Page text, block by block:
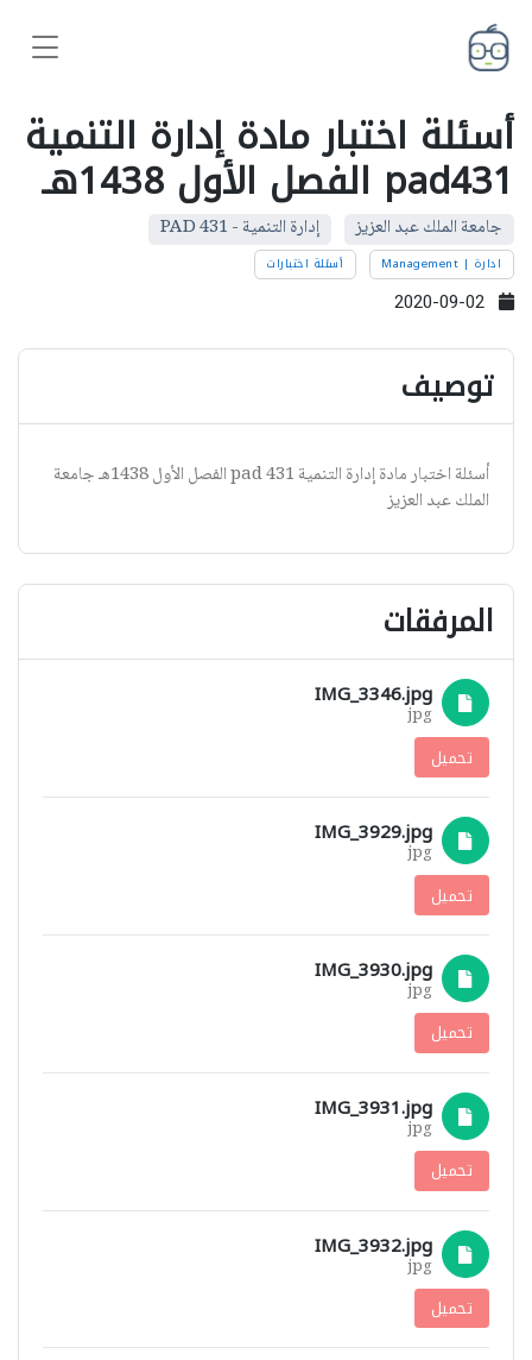
أسئلة اختبار مادة إدارة التنمية
pad431 الفصل الأول 1438هـ
جامعة الملك عبد العزيز إدارة التنمية - PAD 431
ادارة | Management أسئلة اختبارات
توصيف
أسئلة اختبار مادة إدارة التنمية pad 431 الفصل الأول 1438هـ جامعة
الملك عبد العزيز
المرفقات
IMG_3346.jpg
jpg
تحميل
IMG_3929.jpg
jpg
تحميل
IMG_3930.jpg
jpg
تحميل
IMG_3931.jpg
jpg
تحميل
IMG_3932.jpg
jpg
تحميل